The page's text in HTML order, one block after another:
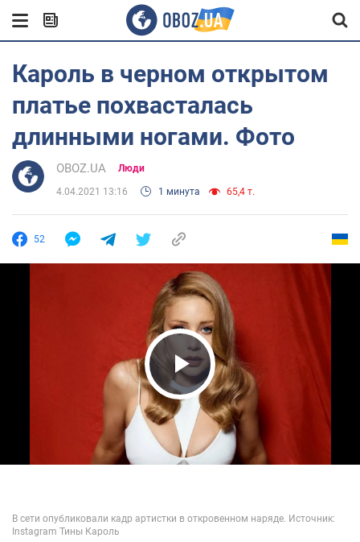
Кароль в черном открытом
платье похвасталась
длинными ногами. Фото
OBOZ.UA Люди
4.04.2021 13:16 1 минута 65,4 т.
52
Play Video